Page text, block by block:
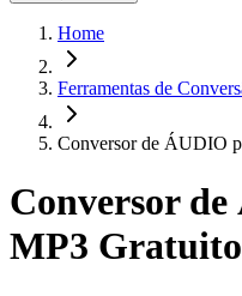
Home
Ferramentas de
Conversor de ÁUDIO
Conversor
MP3 Gratuito